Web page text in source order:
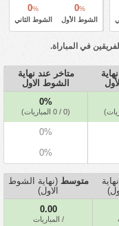
0%
الشوط الأول
0%
الشوط الثاني
متاخر عند نهاية
الشوط الاول
0%
(0 / 0 المباريات)
0%
0%
متوسط (نهاية الشوط
الاول)
0.00
/ المباريات